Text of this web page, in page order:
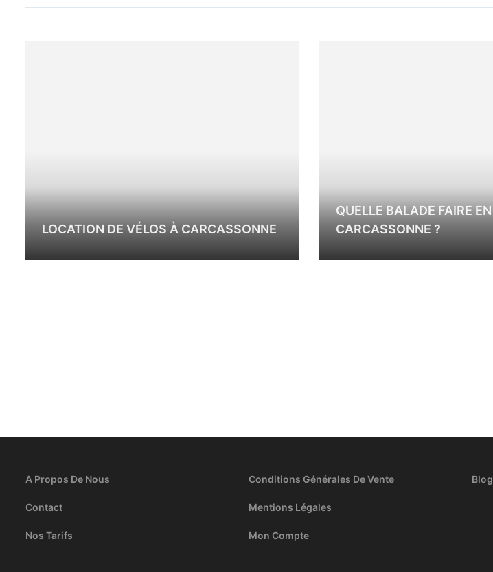
LOCATION DE VÉLOS À CARCASSONNE
QUELLE BALADE FAIRE
CARCASSONNE ?
A Propos De Nous
Contact
Nos Tarifs
Conditions Générales De Vente
Mentions Légales
Mon Compte
Blog